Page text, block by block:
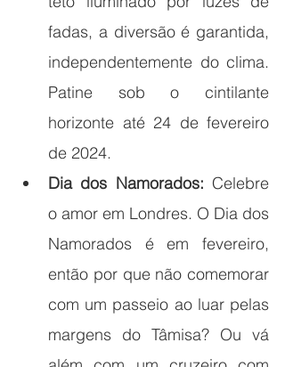
fadas, a diversão é garantida,
independentemente do clima.
Patine sob o cintilante
horizonte até 24 de fevereiro
de 2024.
Dia dos Namorados: Celebre
o amor em Londres. O Dia dos
Namorados é em fevereiro,
então por que não comemorar
com um passeio ao luar pelas
margens do Tâmisa? Ou vá